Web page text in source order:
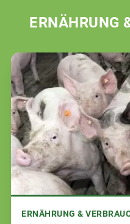
ERNÄHRUNG
ERNÄHRUNG &